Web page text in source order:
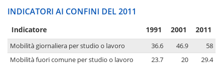
INDICATORI AI CONFINI DEL 2011
Indicatore 1991 2001 2011
Mobilità giornaliera per studio o lavoro 36.6 46.9
58
Mobilità fuori comune per studio o lavoro
23.7 20
29.4